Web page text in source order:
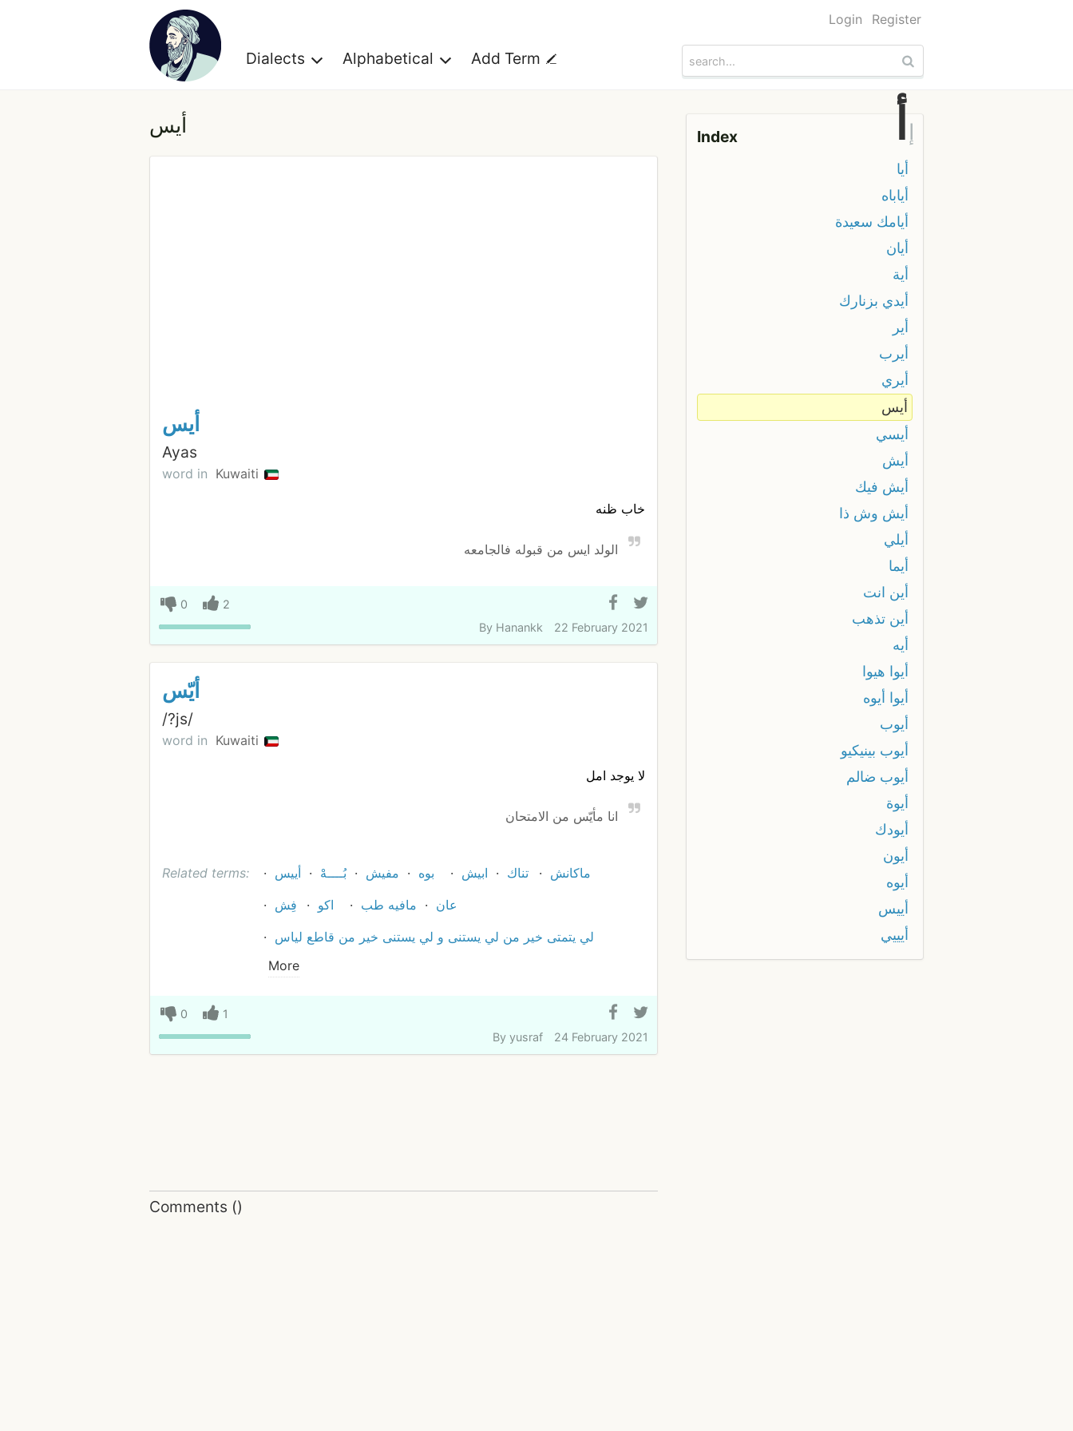
Dialects Alphabetical Add Term
Login Register
أيس
أيس
Ayas
word in Kuwaiti
خاب ظنه
الولد ايس من قبوله فالجامعه
0
2
By Hanankk 22 February 2021
أيّس
/?‏js/
word in Kuwaiti
لا يوجد امل
انا مأيّس من الامتحان
Related terms: أييس بُــــهْ مفيش بوه ابيش تناك
ماكانش
فِش
اكو مافيه طب
عان
لي يتمتى خير من لي يستنى و لي يستنى خير من قاطع لياس
More
0
1
Byyusraf 24 February 2021
Comments ()
Index إ
أيا
أياباه
أيامك سعيدة
أيان
أية
أيدي بزنارك
أير
أيرب
أيري
أيس
أيسي
أيش
أيش فيك
أيش وش ذا
أيلي
أيما
أين انت
أين تذهب
أيه
أيوا هيوا
أيوا أيوه
أيوب
أيوب بينيكيو
أيوب ضالم
أيوة
أيودك
أيون
أيوه
أييس
أيييي